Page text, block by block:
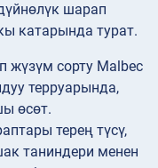
шарап
катарында турат.
жүзүм сорту Malbec
терруарында,
өсөт.
терең түсү,
таниндери менен